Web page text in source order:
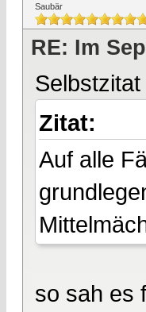
Saubär
RE: Im
Selbstzitat
Zitat:
Auf alle
so sah es